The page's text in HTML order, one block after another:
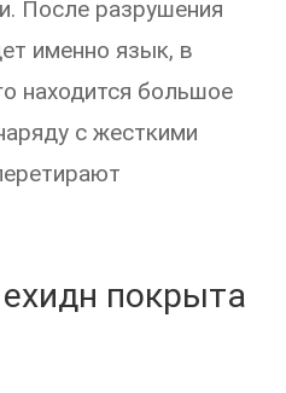
После разрушения
именно язык, в
находится большое
с жесткими
покрыта